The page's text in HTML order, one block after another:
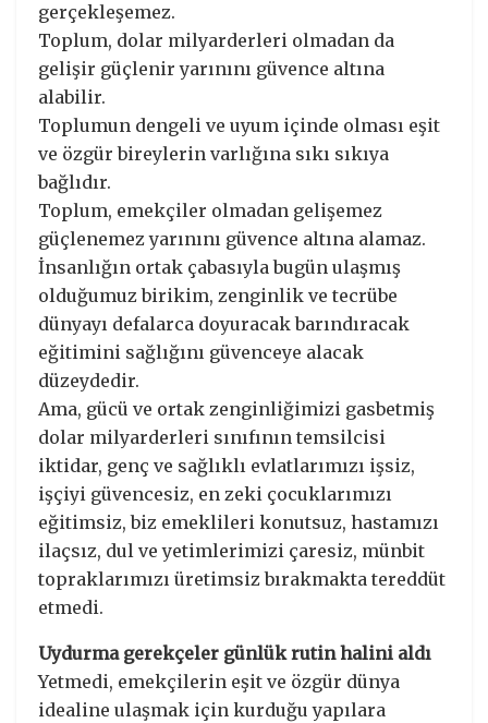
gerçekleşemez.
Toplum, dolar milyarderleri olmadan da
gelişir güçlenir yarınını güvence altına
alabilir.
Toplumun dengeli ve uyum içinde olması eşit
ve özgür bireylerin varlığına sıkı sıkıya
bağlıdır.
Toplum, emekçiler olmadan gelişemez
güçlenemez yarınını güvence altına alamaz.
İnsanlığın ortak çabasıyla bugün ulaşmış
olduğumuz birikim, zenginlik ve tecrübe
dünyayı defalarca doyuracak barındıracak
eğitimini sağlığını güvenceye alacak
düzeydedir.
Ama, gücü ve ortak zenginliğimizi gasbetmiş
dolar milyarderleri sınıfının temsilcisi
iktidar, genç ve sağlıklı evlatlarımızı işsiz,
işçiyi güvencesiz, en zeki çocuklarımızı
eğitimsiz, biz emeklileri konutsuz, hastamızı
ilaçsız, dul ve yetimlerimizi çaresiz, münbit
topraklarımızı üretimsiz bırakmakta tereddüt
etmedi.
Uydurma gerekçeler günlük rutin halini aldı
Yetmedi, emekçilerin eşit ve özgür dünya
idealine ulaşmak için kurduğu yapılara